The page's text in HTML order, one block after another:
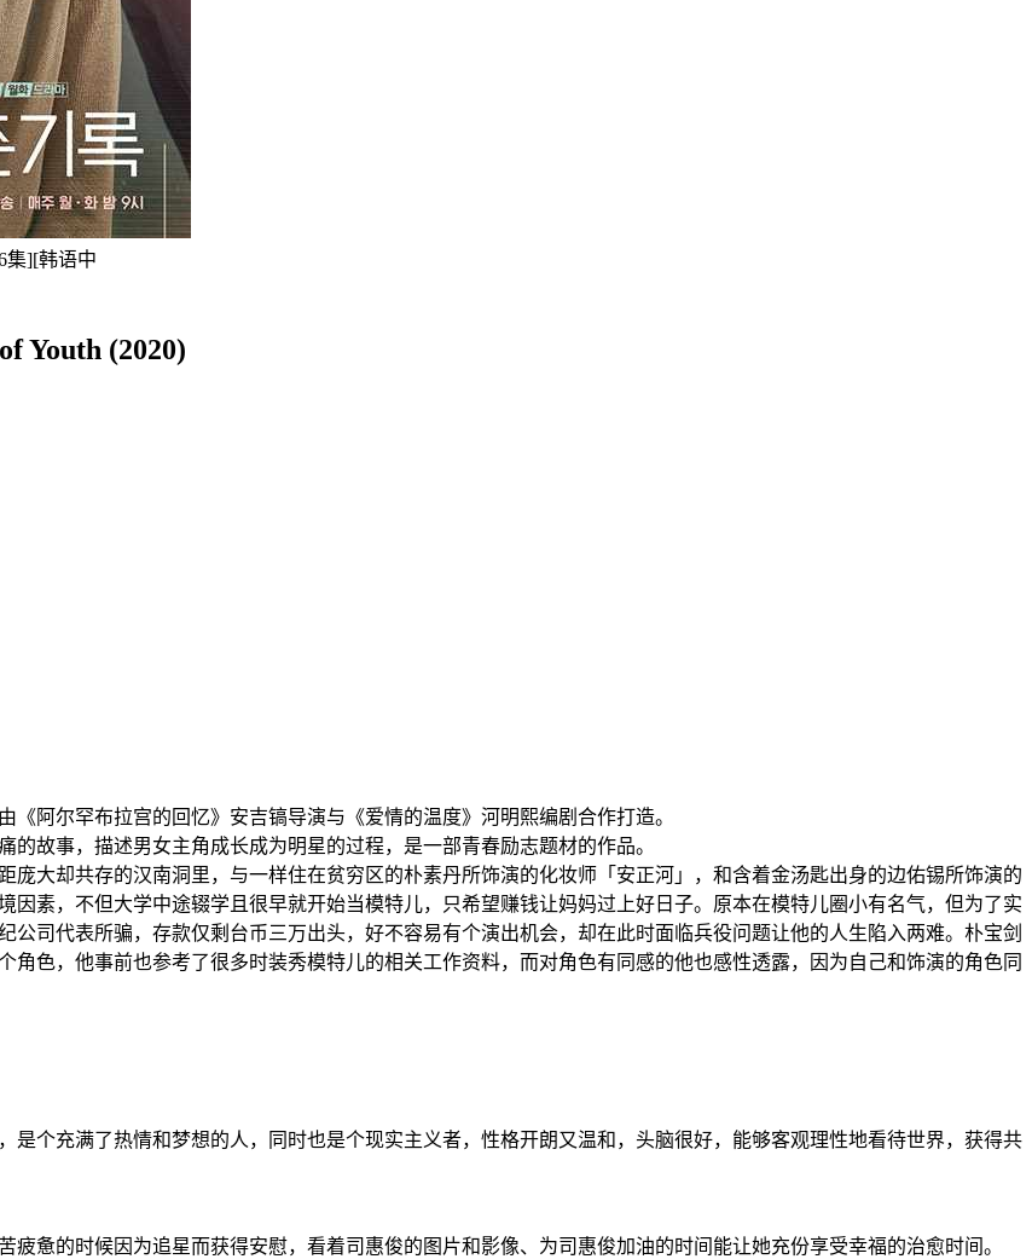
集][韩语中
Youth (2020)
阿尔罕布拉宫的回忆》安吉镐导演与《爱情的温度》河明熙编剧合作打造。
故事，描述男女主角成长成为明星的过程，是一部青春励志题材的作品。
大却共存的汉南洞里，与一样住在贫穷区的朴素丹所饰演的化妆师「安正河」，和含着金汤匙出身的边佑锡所饰演的
素，不但大学中途辍学且很早就开始当模特儿，只希望赚钱让妈妈过上好日子。原本在模特儿圈小有名气，但为了实
司代表所骗，存款仅剩台币三万出头，好不容易有个演出机会，却在此时面临兵役问题让他的人生陷入两难。朴宝剑
色，他事前也参考了很多时装秀模特儿的相关工作资料，而对角色有同感的他也感性透露，因为自己和饰演的角色同
个充满了热情和梦想的人，同时也是个现实主义者，性格开朗又温和，头脑很好，能够客观理性地看待世界，获得共
惫的时候因为追星而获得安慰，看着司惠俊的图片和影像、为司惠俊加油的时间能让她充份享受幸福的治愈时间。